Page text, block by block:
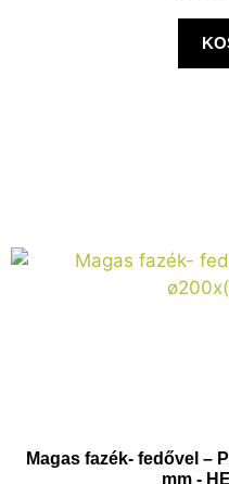
Magas fazék- fedővel –
mm -